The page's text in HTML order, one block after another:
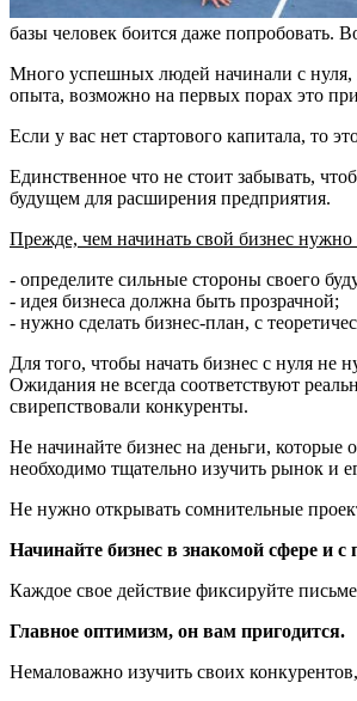
базы человек боится даже попробовать.
Много успешных людей начинали с нуля,
опыта, возможно на первых порах это
Если у вас нет стартового капитала, то
Единственное что не стоит забывать,
будущем для расширения предприятия.
Прежде, чем начинать свой бизнес нужно
- определите сильные стороны своего
- идея бизнеса должна быть прозрачной;
- нужно сделать бизнес-план, с
Для того, чтобы начать бизнес с нуля не
Ожидания не всегда соответствуют
свирепствовали конкуренты.
Не начинайте бизнес на деньги,
необходимо тщательно изучить рынок и
Не нужно открывать сомнительные
Начинайте бизнес в знакомой сфере и
Каждое свое действие фиксируйте
Главное оптимизм, он вам пригодится.
Немаловажно изучить своих